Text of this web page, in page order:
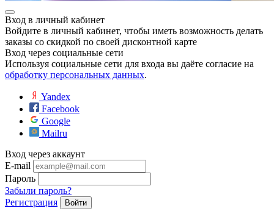
Вход в личный кабинет
Войдите в личный кабинет, чтобы иметь возможность делать
заказы со скидкой по своей дисконтной карте
Вход через социальные сети
Используя социальные сети для входа вы даёте согласие на
обработку персональных данных.
Yandex
Facebook
Google
Mailru
Вход через аккаунт
E-mail
Пароль
Забыли пароль?
Регистрация
Войти